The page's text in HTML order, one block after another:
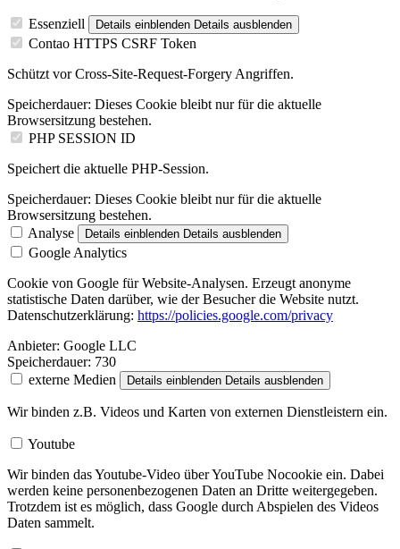
Essenziell Details einblenden Details ausblenden
Contao HTTPS CSRF Token
Schützt vor Cross-Site-Request-Forgery Angriffen.
Speicherdauer: Dieses Cookie bleibt nur für die aktuelle
Browsersitzung bestehen.
PHP SESSION ID
Speichert die aktuelle PHP-Session.
Speicherdauer: Dieses Cookie bleibt nur für die aktuelle
Browsersitzung bestehen.
Analyse
Details einblenden Details ausblenden
Google Analytics
Cookie von Google für Website-Analysen. Erzeugt anonyme
statistische Daten darüber, wie der Besucher die Website nutzt.
Datenschutzerklärung: https://policies.google.com/privacy
Anbieter: Google LLC
Speicherdauer: 730
externe Medien
Details einblenden Details ausblenden
Wir binden z.B. Videos und Karten von externen Dienstleistern ein.
Youtube
Wir binden das Youtube-Video über YouTube Nocookie ein. Dabei
werden keine personenbezogenen Daten an Dritte weitergegeben.
Trotzdem ist es möglich, dass Google durch Abspielen des Videos
Daten sammelt.